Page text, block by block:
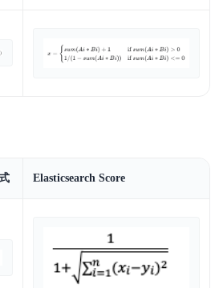
Elasticsearch Score